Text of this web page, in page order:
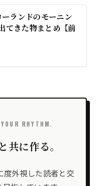
ーランドのモーニン
てきた物まとめ【前
RHYTHM.
共に作る。
外視した読者と交